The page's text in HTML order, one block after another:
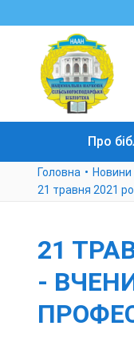
Про
Головна Новини
21 травня 2021
21
-